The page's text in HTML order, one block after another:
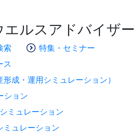
エルスアドバイザー
索
特集・セミナー
ス
成・運用シミュレーション）
ション
ミュレーション
ミュレーション